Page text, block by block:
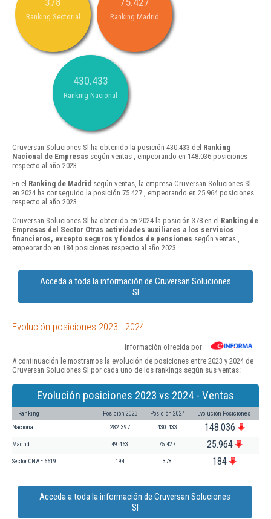
Ranking Sectorial Ranking Madrid
430.433
Ranking Nacional
Cruversan Soluciones Sl ha obtenido la posición 430.433 del Ranking
Nacional de Empresas según ventas , empeorando en 148.036 posiciones
respecto al año 2023.
En el Ranking de Madrid según ventas, la empresa Cruversan Soluciones Sl
en 2024 ha conseguido la posición 75.427 , empeorando en 25.964 posiciones
respecto al año 2023.
Cruversan Soluciones Sl ha obtenido en 2024 la posición 378 en el Ranking de
Empresas del Sector Otras actividades auxiliares a los servicios
financieros, excepto seguros y fondos de pensiones según ventas ,
empeorando en 184 posiciones respecto al año 2023.
Acceda a toda la información de Cruversan Soluciones
Sl
Evolución posiciones 2023 - 2024
Información ofrecida por
A continuación le mostramos la evolución de posiciones entre 2023 y 2024 de
Cruversan Soluciones Sl por cada uno de los rankings según sus ventas:
Evolución posiciones 2023 vs 2024 - Ventas
Ranking Posición 2023 Posición 2024 Evolución Posiciones
Nacional 282.397 430.433 148.036
Madrid 49.463 75.427 25.964
Sector CNAE 6619 194 378 184
Acceda a toda la información de Cruversan Soluciones
Sl